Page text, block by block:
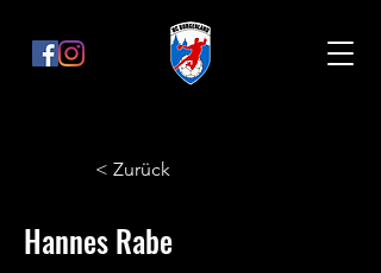
< Zurück
Hannes Rabe